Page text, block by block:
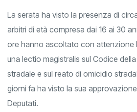
La serata ha visto la presenza di
arbitri di età compresa dai 16 ai 30
ore hanno ascoltato con attenzione
una lectio magistralis sul Codice
stradale e sul reato di omicidio
giorni fa ha visto la sua
Deputati.